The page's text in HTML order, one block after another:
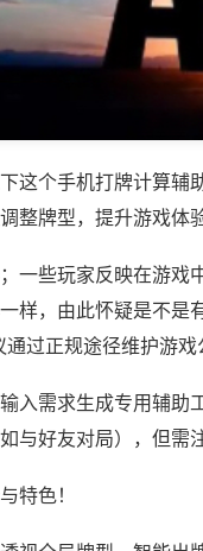
这个手机打牌计算
整牌型，提升游戏体
一些玩家反映在游戏
样，由此怀疑是不是
过正规途径维护游戏
入需求生成专用辅助
与好友对局），但需
特色！